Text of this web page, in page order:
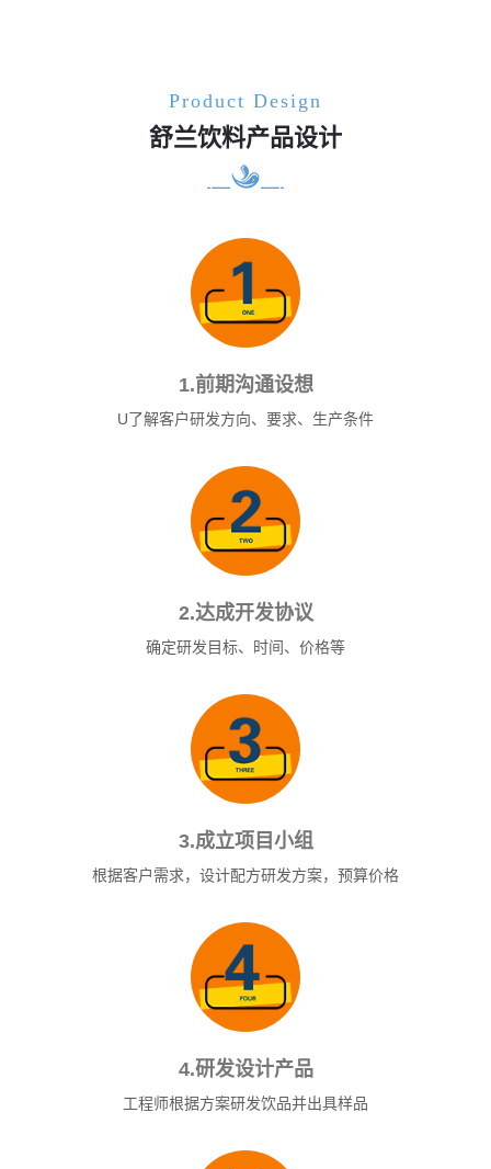
Product Design
舒兰饮料产品设计
1.前期沟通设想
U了解客户研发方向、要求、生产条件
2.达成开发协议
确定研发目标、时间、价格等
3.成立项目小组
根据客户需求，设计配方研发方案，预算价格
4.研发设计产品
工程师根据方案研发饮品并出具样品